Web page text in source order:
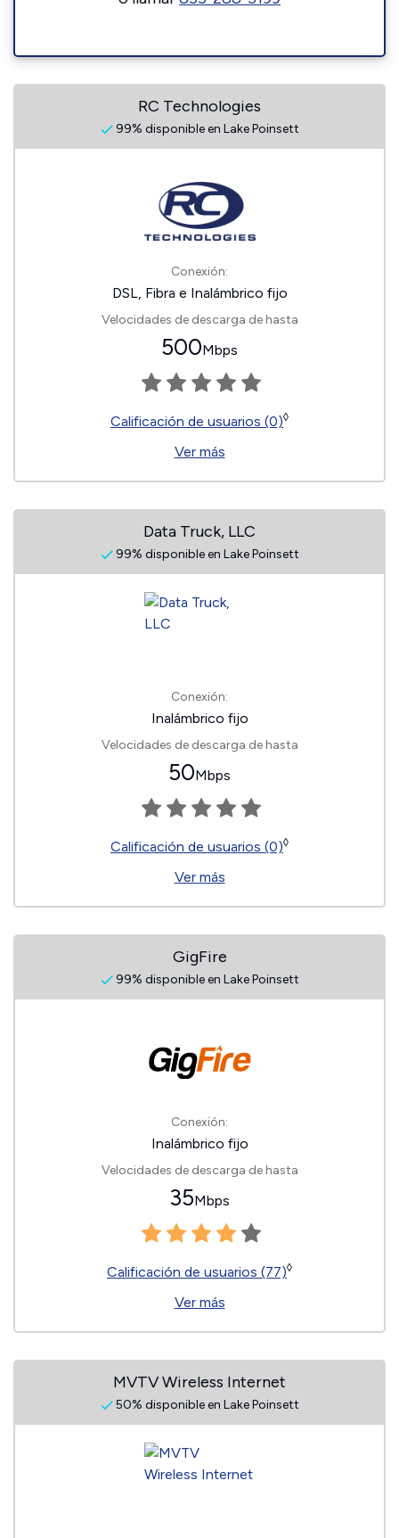
RC Technologies
99% disponible en Lake Poinsett
Conexión:
DSL, Fibra e Inalámbrico fijo
Velocidades de descarga de hasta
500Mbps
Calificación de usuarios (0)◊
Ver más
Data Truck, LLC
99% disponible en Lake Poinsett
Conexión:
Inalámbrico fijo
Velocidades de descarga de hasta
50Mbps
Calificación de usuarios (0)◊
Ver más
GigFire
99% disponible en Lake Poinsett
Conexión:
Inalámbrico fijo
Velocidades de descarga de hasta
35Mbps
Calificación de usuarios (77)◊
Ver más
MVTV Wireless Internet
50% disponible en Lake Poinsett